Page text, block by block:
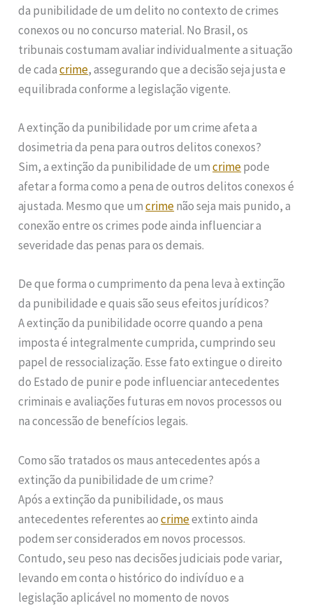
da punibilidade de um delito no contexto de crimes
conexos ou no concurso material. No Brasil, os
tribunais costumam avaliar individualmente a situação
de cadacrime, assegurando que a decisão seja justa e
equilibrada conforme a legislação vigente.
A extinção da punibilidade por um crime afeta a
dosimetria da pena para outros delitos conexos?
Sim, a extinção da punibilidade de umcrimepode
afetar a forma como a pena de outros delitos conexos é
ajustada. Mesmo que umcrimenão seja mais punido, a
conexão entre os crimes pode ainda influenciar a
severidade das penas para os demais.
De que forma o cumprimento da pena leva à extinção
da punibilidade e quais são seus efeitos jurídicos?
A extinção da punibilidade ocorre quando a pena
imposta é integralmente cumprida, cumprindo seu
papel de ressocialização. Esse fato extingue o direito
do Estado de punir e pode influenciar antecedentes
criminais e avaliações futuras em novos processos ou
na concessão de benefícios legais.
Como são tratados os maus antecedentes após a
extinção da punibilidade de um crime?
Após a extinção da punibilidade, os maus
antecedentes referentes aocrimeextinto ainda
podem ser considerados em novos processos.
Contudo, seu peso nas decisões judiciais pode variar,
levando em conta o histórico do indivíduo e a
legislação aplicável no momento de novos